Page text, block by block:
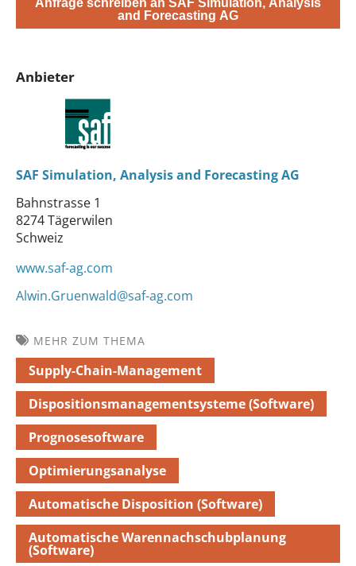
Anfrage schreiben an SAF Simulation, Analysis
and Forecasting AG
Anbieter
SAF Simulation, Analysis and Forecasting AG
Bahnstrasse 1
8274 Tägerwilen
Schweiz
www.saf-ag.com
Alwin.Gruenwald@saf-ag.com
MEHR ZUM THEMA
Supply-Chain-Management
Dispositionsmanagementsysteme (Software)
Prognosesoftware
Optimierungsanalyse
Automatische Disposition (Software)
Automatische Warennachschubplanung
(Software)